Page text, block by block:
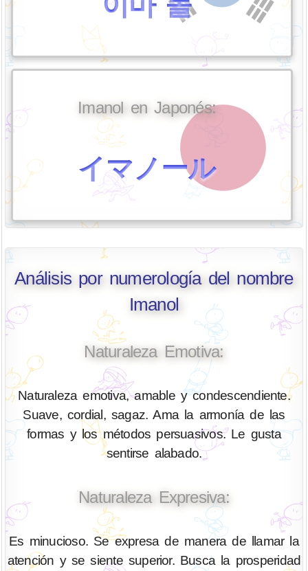
Imanol en Japonés:
イマノール
Análisis por numerología del nombre
Imanol
Naturaleza Emotiva:
Naturaleza emotiva, amable y condescendiente.
Suave, cordial, sagaz. Ama la armonía de las
formas y los métodos persuasivos. Le gusta
sentirse alabado.
Naturaleza Expresiva:
Es minucioso. Se expresa de manera de llamar la
atención y se siente superior. Busca la prosperidad